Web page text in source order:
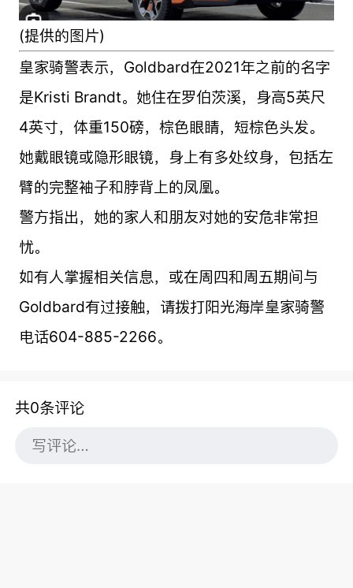
(提供的图片)
皇家骑警表示，Goldbard在2021年之前的名字
是Kristi Brandt。她住在罗伯茨溪，身高5英尺
4英寸，体重150磅，棕色眼睛，短棕色头发。
她戴眼镜或隐形眼镜，身上有多处纹身，包括左
臂的完整袖子和脖背上的凤凰。
警方指出，她的家人和朋友对她的安危非常担
忧。
如有人掌握相关信息，或在周四和周五期间与
Goldbard有过接触，请拨打阳光海岸皇家骑警
电话604-885-2266。
共0条评论